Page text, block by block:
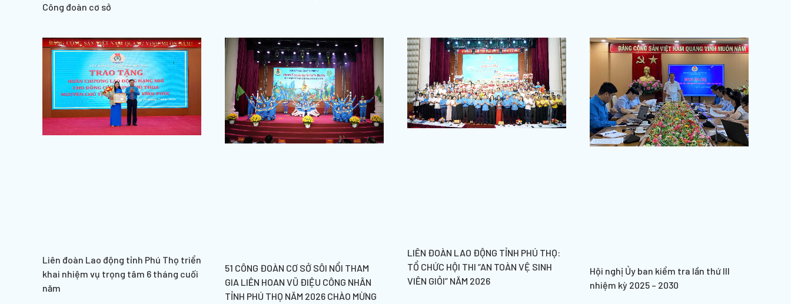
Công đoàn cơ sở
Liên đoàn Lao động tỉnh Phú Thọ triển
khai nhiệm vụ trọng tâm 6 tháng cuối
năm
51 CÔNG ĐOÀN CƠ SỞ SÔI NỔI THAM
GIA LIÊN HOAN VŨ ĐIỆU CÔNG NHÂN
TỈNH PHÚ THỌ NĂM 2026 CHÀO MỪNG
LIÊN ĐOÀN LAO ĐỘNG TỈNH PHÚ THỌ:
TỔ CHỨC HỘI THI “AN TOÀN VỆ SINH
VIÊN GIỎI” NĂM 2026
Hội nghị Ủy ban kiểm tra lần thứ III
nhiệm kỳ 2025 – 2030